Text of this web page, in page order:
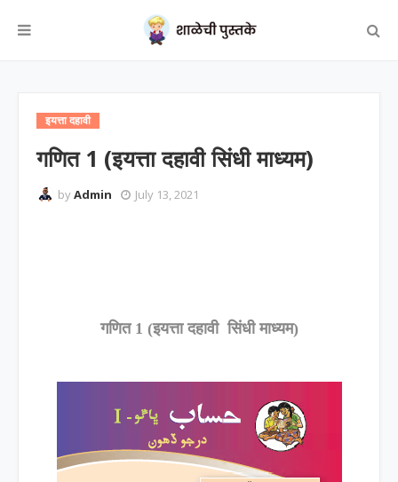
इयत्ता दहावी
गणित 1 (इयत्ता दहावी सिंधी माध्यम)
byAdmin July 13, 2021
गणित 1 (इयत्ता दहावी सिंधी माध्यम)